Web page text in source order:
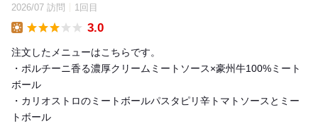
2026/07 訪問 1回目
3.0
注文したメニューはこちらです。
・ポルチーニ香る濃厚クリームミートソース×豪州牛100%ミート
ボール
・カリオストロのミートボールパスタピリ辛トマトソースとミー
トボール